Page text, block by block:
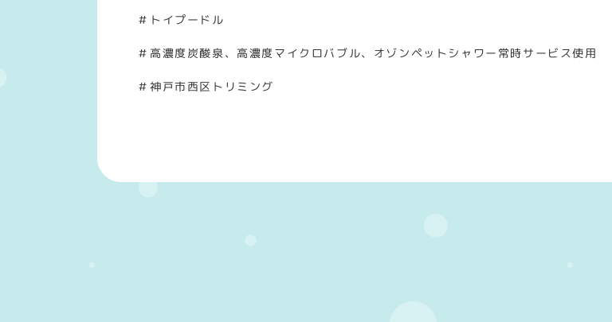
＃トイプードル
＃高濃度炭酸泉、高濃度マイクロバブル、オゾンペットシャワー常時サービス使用
＃神戸市西区トリミング